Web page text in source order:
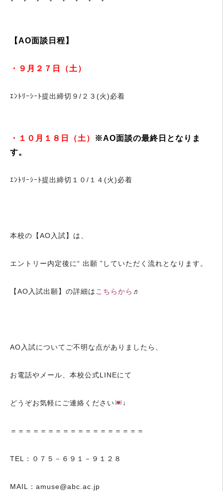
【AO面談日程】
・９月２７日（土）
ｴﾝﾄﾘｰｼｰﾄ提出締切９/２３(火)必着
・１０月１８日（土）
※AO面談の最終日となりま
す。
ｴﾝﾄﾘｰｼｰﾄ提出締切１０/１４(火)必着
本校の【AO入試】は、
エントリー内定後に“ 出願 ”していただく流れとなります。
【AO入試出願】の詳細は こちらから ♬
AO入試についてご不明な点がありましたら、
お電話やメール、本校公式LINEにて
どうぞお気軽にご連絡ください ↓
＝＝＝＝＝＝＝＝＝＝＝＝＝＝＝＝＝＝
TEL：０７５－６９１－９１２８
MAIL：amuse@abc.ac.jp